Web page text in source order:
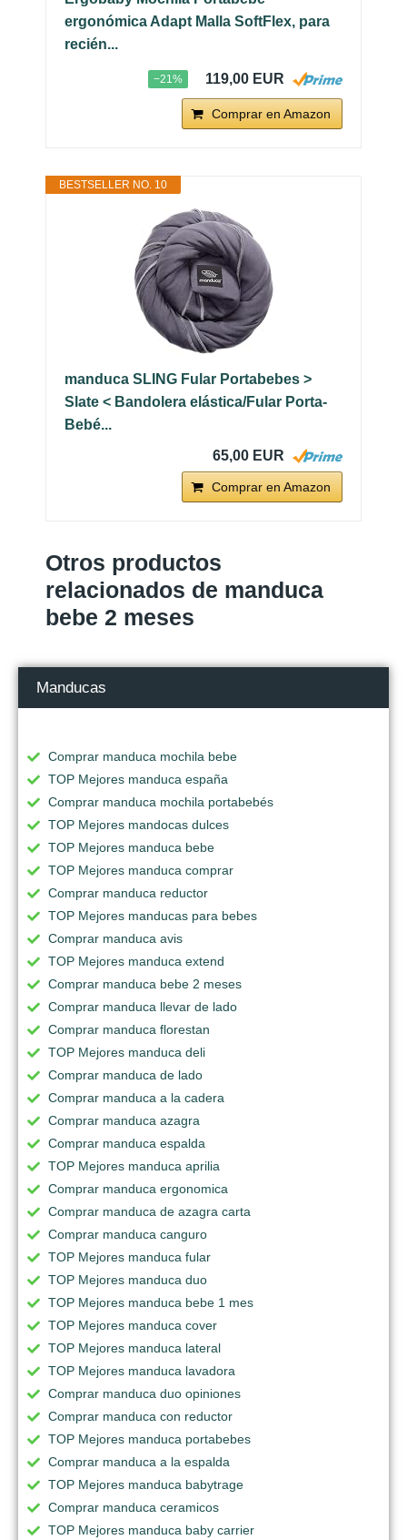
ergonómica Adapt Malla SoftFlex, para
recién...
−21% 119,00 EUR
Comprar en Amazon
BESTSELLER NO. 10
manduca SLING Fular Portabebes >
Slate < Bandolera elástica/Fular Porta-
Bebé...
65,00 EUR
Comprar en Amazon
Otros productos
relacionados de manduca
bebe 2 meses
Manducas
Comprar manduca mochila bebe
TOP Mejores manduca españa
Comprar manduca mochila portabebés
TOP Mejores mandocas dulces
TOP Mejores manduca bebe
TOP Mejores manduca comprar
Comprar manduca reductor
TOP Mejores manducas para bebes
Comprar manduca avis
TOP Mejores manduca extend
Comprar manduca bebe 2 meses
Comprar manduca llevar de lado
Comprar manduca florestan
TOP Mejores manduca deli
Comprar manduca de lado
Comprar manduca a la cadera
Comprar manduca azagra
Comprar manduca espalda
TOP Mejores manduca aprilia
Comprar manduca ergonomica
Comprar manduca de azagra carta
Comprar manduca canguro
TOP Mejores manduca fular
TOP Mejores manduca duo
TOP Mejores manduca bebe 1 mes
TOP Mejores manduca cover
TOP Mejores manduca lateral
TOP Mejores manduca lavadora
Comprar manduca duo opiniones
Comprar manduca con reductor
TOP Mejores manduca portabebes
Comprar manduca a la espalda
TOP Mejores manduca babytrage
Comprar manduca ceramicos
TOP Mejores manduca baby carrier